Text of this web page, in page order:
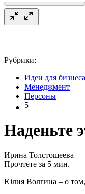
Рубрики:
Идеи для бизнеса
Менеджмент
Персоны
5
Наденьте
Ирина Толстошеева
Прочтёте за 5 мин.
Юлия Волгина – о